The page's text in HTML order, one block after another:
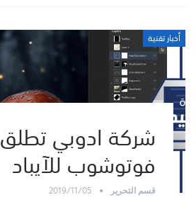
أخبار تقنية
شركة ادوبي تطلق
فوتوشوب للآيباد
قسم التحرير 2019/11/05